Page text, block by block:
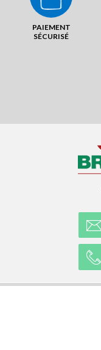
PAIEMENT
SÉCURISÉ